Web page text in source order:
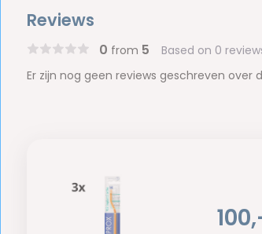
Reviews
0 from 5 Based on 0
Er zijn nog geen reviews geschreven over